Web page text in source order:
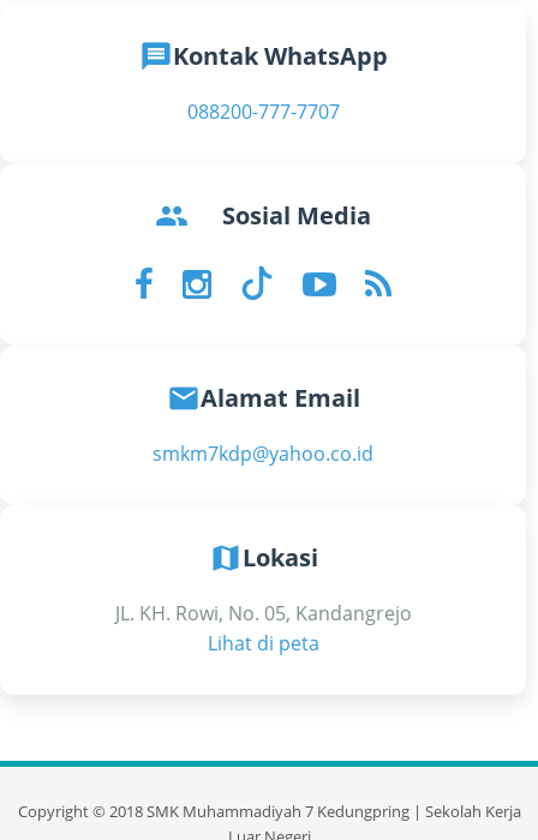
messageKontak WhatsApp
088200-777-7707
groups Sosial Media
emailAlamat Email
smkm7kdp@yahoo.co.id
map Lokasi
JL. KH. Rowi, No. 05, Kandangrejo
Lihat di peta
Copyright ©2018 SMK Muhammadiyah 7 Kedungpring | Sekolah Kerja